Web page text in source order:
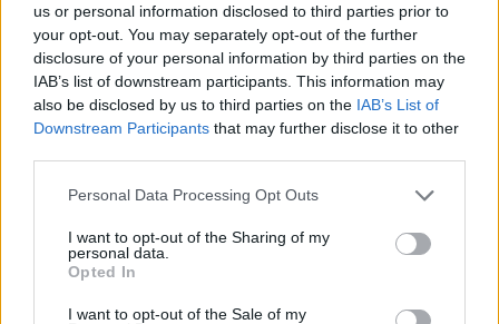
us or personal information disclosed to third parties prior to
your opt-out. You may separately opt-out of the further
disclosure of your personal information by third parties on the
IAB’s list of downstream participants. This information may
also be disclosed by us to third parties on the IAB’s List of
Downstream Participants that may further disclose it to other
Personal Data Processing Opt Outs
I want to opt-out of the Sharing of my
personal data.
Opted In
I want to opt-out of the Sale of my
Για ακόμη περισσότερανέα, μπείτε στην ροή
ειδήσεωντου E-Daily.gr
Ακολουθήστε το E-Radio.gr και στο Instagram
ΔΙΑΦΗΜΙΣΗ